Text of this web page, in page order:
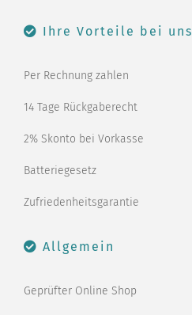
Ihre Vorteile bei uns
Per Rechnung zahlen
14 Tage Rückgaberecht
2% Skonto bei Vorkasse
Batteriegesetz
Zufriedenheitsgarantie
Allgemein
Geprüfter Online Shop